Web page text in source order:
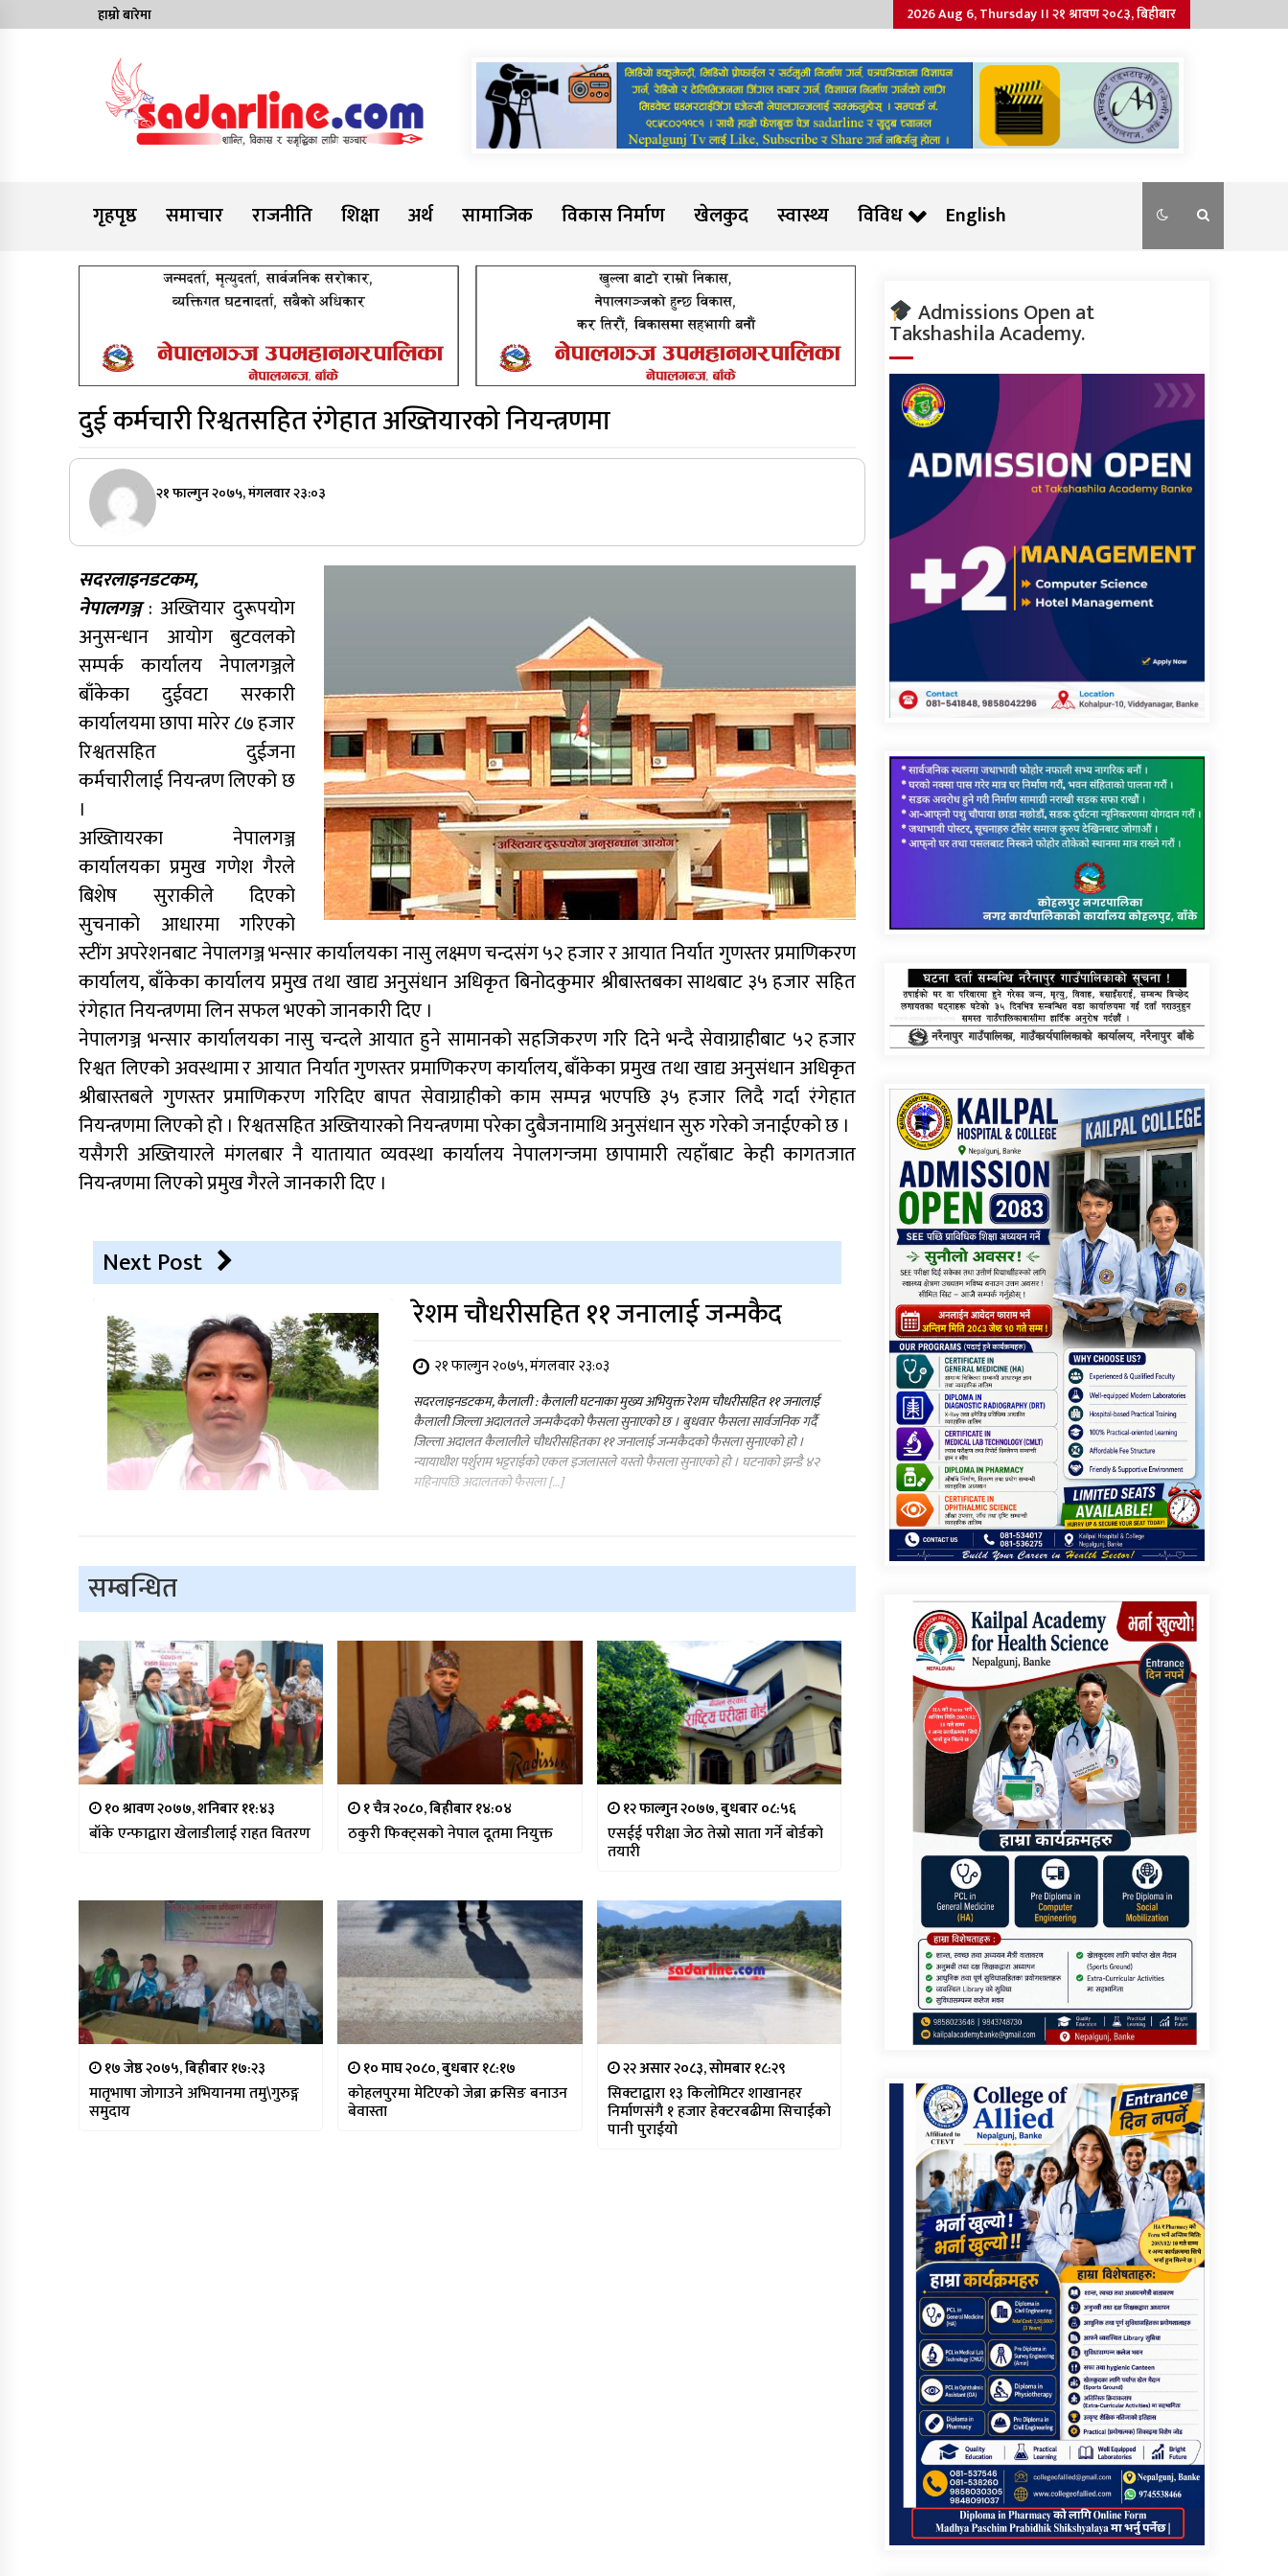
to
हाम्रो बारेमा 2026 Aug 6, Thursday ।। २१ श्रावण २०८३, बिहीबार
Sadarline
गृहपृष्ठ
समाचार राजनीति शिक्षा अर्थ सामाजिक विकास निर्माण खेलकुद स्वास्थ्य विविध English
दुई कर्मचारी रिश्वतसहित रंगेहात अख्तियारको नियन्त्रणमा
२१ फाल्गुन २०७५, मंगलवार २३:०३
सदरलाइनडटकम,
नेपालगञ्ज : अख्तियार दुरूपयोग
अनुसन्धान आयोग बुटवलको
सम्पर्क कार्यालय नेपालगञ्जले
बाँकेका दुईवटा सरकारी
कार्यालयमा छापा मारेर ८७ हजार
रिश्वतसहित दुईजना
कर्मचारीलाई नियन्त्रण लिएको छ
।
अख्तिायरका नेपालगञ्ज
कार्यालयका प्रमुख गणेश गैरले
बिशेष सुराकीले दिएको
सुचनाको आधारमा गरिएको
स्टींग अपरेशनबाट नेपालगञ्ज भन्सार कार्यालयका नासु लक्ष्मण चन्दसंग ५२ हजार र आयात निर्यात गुणस्तर प्रमाणिकरण
कार्यालय, बाँकेका कार्यालय प्रमुख तथा खाद्य अनुसंधान अधिकृत बिनोदकुमार श्रीबास्तबका साथबाट ३५ हजार सहित
रंगेहात नियन्त्रणमा लिन सफल भएको जानकारी दिए ।
नेपालगञ्ज भन्सार कार्यालयका नासु चन्दले आयात हुने सामानको सहजिकरण गरि दिने भन्दै सेवाग्राहीबाट ५२ हजार
रिश्वत लिएको अवस्थामा र आयात निर्यात गुणस्तर प्रमाणिकरण कार्यालय, बाँकेका प्रमुख तथा खाद्य अनुसंधान अधिकृत
श्रीबास्तबले गुणस्तर प्रमाणिकरण गरिदिए बापत सेवाग्राहीको काम सम्पन्न भएपछि ३५ हजार लिदै गर्दा रंगेहात
नियन्त्रणमा लिएको हो । रिश्वतसहित अख्तियारको नियन्त्रणमा परेका दुबैजनामाथि अनुसंधान सुरु गरेको जनाईएको छ ।
यसैगरी अख्तियारले मंगलबार नै यातायात व्यवस्था कार्यालय नेपालगन्जमा छापामारी त्यहाँबाट केही कागतजात
नियन्त्रणमा लिएको प्रमुख गैरले जानकारी दिए ।
Next Post
रेशम चौधरीसहित ११ जनालाई जन्मकैद
२१ फाल्गुन २०७५, मंगलवार २३:०३
सदरलाइनडटकम, कैलाली : कैलाली घटनाका मुख्य अभियुक्त रेशम चौधरीसहित ११ जनालाई
कैलाली जिल्ला अदालतले जन्मकैदको फैसला सुनाएको छ । बुधवार फैसला सार्वजनिक गर्दै
जिल्ला अदालत कैलालीले चौधरीसहितका ११ जनालाई जन्मकैदको फैसला सुनाएको हो ।
न्यायाधीश पर्शुराम भट्टराईको एकल इजलासले यस्तो फैसला सुनाएको हो । घटनाको झन्डै ४२
महिनापछि अदालतको फैसला […]
सम्बन्धित
१० श्रावण २०७७, शनिबार ११:४३
बाँके एन्फाद्वारा खेलाडीलाई राहत वितरण
१ चैत्र २०८०, बिहीबार १४:०४
ठकुरी फिक्ट्सको नेपाल दूतमा नियुक्त
१२ फाल्गुन २०७७, बुधबार ०८:५६
एसईई परीक्षा जेठ तेस्रो साता गर्ने बोर्डको
तयारी
१७ जेष्ठ २०७५, बिहीबार १७:२३
मातृभाषा जोगाउने अभियानमा तमु\गुरुङ्ग
समुदाय
१० माघ २०८०, बुधबार १८:१७
कोहलपुरमा मेटिएको जेब्रा क्रसिङ बनाउन
बेवास्ता
२२ असार २०८३, सोमबार १८:२९
सिक्टाद्वारा १३ किलोमिटर शाखानहर
निर्माणसंगै १ हजार हेक्टरबढीमा सिचाईको
पानी पुराईयो
Admissions Open at
Takshashila Academy.